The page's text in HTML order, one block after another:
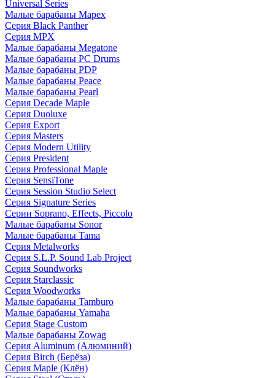
Universal Series
Малые барабаны Mapex
Серия Black Panther
Серия MPX
Малые барабаны Megatone
Малые барабаны PC Drums
Малые барабаны PDP
Малые барабаны Peace
Малые барабаны Pearl
Серия Decade Maple
Серия Duoluxe
Серия Export
Серия Masters
Серия Modern Utility
Серия President
Серия Professional Maple
Серия SensiTone
Серия Session Studio Select
Серия Signature Series
Серии Soprano, Effects, Piccolo
Малые барабаны Sonor
Малые барабаны Tama
Серия Metalworks
Серия S.L.P. Sound Lab Project
Серия Soundworks
Серия Starclassic
Серия Woodworks
Малые барабаны Tamburo
Малые барабаны Yamaha
Серия Stage Custom
Малые барабаны Zowag
Серия Aluminum (Алюминий)
Серия Birch (Берёза)
Серия Maple (Клён)